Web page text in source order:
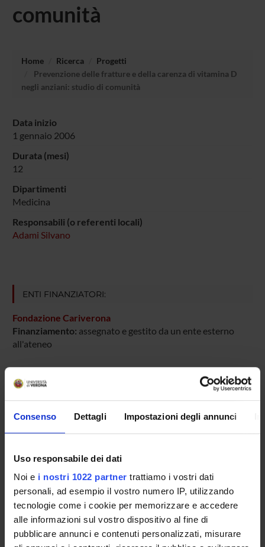
Consenso Dettagli Impostazioni degli annunci
Uso responsabile dei dati
Noi e i nostri 1022 partner trattiamo i vostri dati
personali, ad esempio il vostro numero IP, utilizzando
tecnologie come i cookie per memorizzare e accedere
alle informazioni sul vostro dispositivo al fine di
pubblicare annunci e contenuti personalizzati, misurare
comunità
Home Ricerca
Progetti
Prevenzione delle fratture e della carenza di vitamina D
negli anziani: studio di comunità
Data inizio
1 gennaio 2006
Durata (mesi)
12
Dipartimenti
Medicina
Responsabili (o referenti locali)
Adami Silvano
ENTI FINANZIATORI:
Fondazione Cariverona
Finanziamento: assegnato e gestito da un ente esterno
all'ateneo
Silvano Adami
AREE DI RICERCA COINVOLTE DAL PROGETTO
Rheumatology (DM)
Rheumatology (DNBM)